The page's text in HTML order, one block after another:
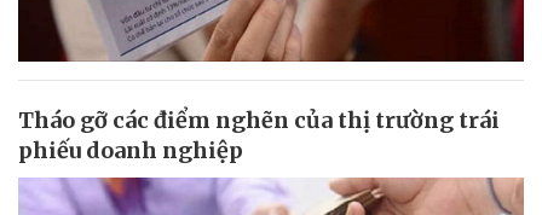
Tháo gỡ các điểm nghẽn của thị trường trái
phiếu doanh nghiệp